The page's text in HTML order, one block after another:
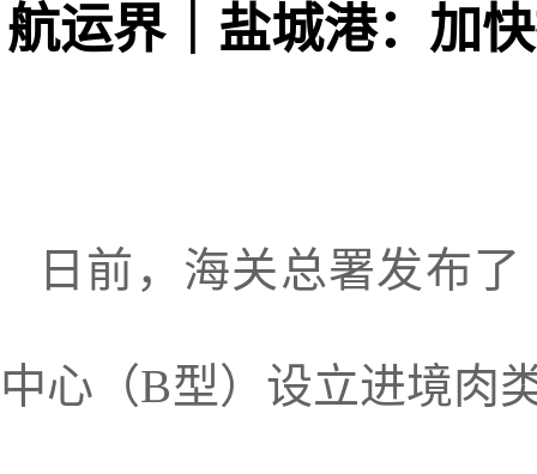
航运界｜盐城港：加
日前，海关总署发布
中心（B型）设立进境肉